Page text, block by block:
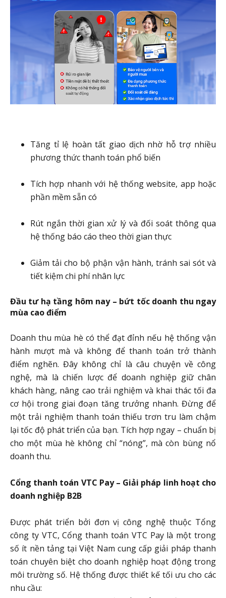
Tăng tỉ lệ hoàn tất giao dịch nhờ hỗ trợ nhiều
phương thức thanh toán phổ biến
Tích hợp nhanh với hệ thống website, app hoặc
phần mềm sẵn có
Rút ngắn thời gian xử lý và đối soát thông qua
hệ thống báo cáo theo thời gian thực
Giảm tải cho bộ phận vận hành, tránh sai sót và
tiết kiệm chi phí nhân lực
Đầu tư hạ tầng hôm nay – bứt tốc doanh thu ngay
mùa cao điểm
Doanh thu mùa hè có thể đạt đỉnh nếu hệ thống vận
hành mượt mà và không để thanh toán trở thành
điểm nghẽn. Đây không chỉ là câu chuyện về công
nghệ, mà là chiến lược để doanh nghiệp giữ chân
khách hàng, nâng cao trải nghiệm và khai thác tối đa
cơ hội trong giai đoạn tăng trưởng nhanh. Đừng để
một trải nghiệm thanh toán thiếu trơn tru làm chậm
lại tốc độ phát triển của bạn. Tích hợp ngay – chuẩn bị
cho một mùa hè không chỉ “nóng”, mà còn bùng nổ
doanh thu.
Cổng thanh toán VTC Pay – Giải pháp linh hoạt cho
doanh nghiệp B2B
Được phát triển bởi đơn vị công nghệ thuộc Tổng
công ty VTC, Cổng thanh toán VTC Pay là một trong
số ít nền tảng tại Việt Nam cung cấp giải pháp thanh
toán chuyên biệt cho doanh nghiệp hoạt động trong
môi trường số. Hệ thống được thiết kế tối ưu cho các
nhu cầu: